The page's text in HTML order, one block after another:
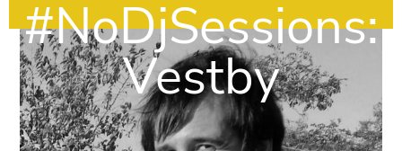
#NoDjSessions:
Vestby